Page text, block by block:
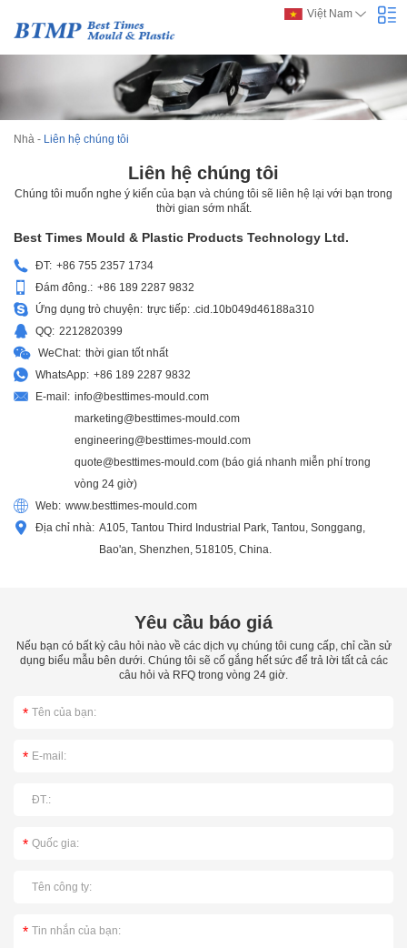
Việt Nam
Nhà - Liên hệ chúng tôi
Liên hệ chúng tôi
Chúng tôi muốn nghe ý kiến của bạn và chúng tôi sẽ liên hệ lại với bạn trong
thời gian sớm nhất.
Best Times Mould & Plastic Products Technology Ltd.
ĐT: +86 755 2357 1734
Đám đông.: +86 189 2287 9832
Ứng dụng trò chuyện: trực tiếp: .cid.10b049d46188a310
QQ: 2212820399
WeChat: thời gian tốt nhất
WhatsApp: +86 189 2287 9832
E-mail: info@besttimes-mould.com
marketing@besttimes-mould.com
engineering@besttimes-mould.com
quote@besttimes-mould.com (báo giá nhanh miễn phí trong
vòng 24 giờ)
Web: www.besttimes-mould.com
Địa chỉ nhà: A105, Tantou Third Industrial Park, Tantou, Songgang,
Bao'an, Shenzhen, 518105, China.
Yêu cầu báo giá
Nếu bạn có bất kỳ câu hỏi nào về các dịch vụ chúng tôi cung cấp, chỉ cần sử
dụng biểu mẫu bên dưới. Chúng tôi sẽ cố gắng hết sức để trả lời tất cả các
câu hỏi và RFQ trong vòng 24 giờ.